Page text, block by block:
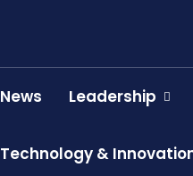
News Leadership
Technology &